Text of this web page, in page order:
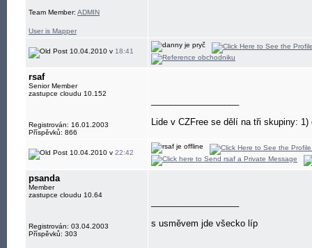
Team Member: ADMIN
User is Mapper
10.04.2010 v 18:41
rsaf
Senior Member
zastupce cloudu 10.152
Registrován: 16.01.2003
Příspěvků: 866
Lide v CZFree se dělí na tři skupiny:
10.04.2010 v 22:42
psanda
Member
zastupce cloudu 10.64
Registrován: 03.04.2003
Příspěvků: 303
s usměvem jde všecko líp